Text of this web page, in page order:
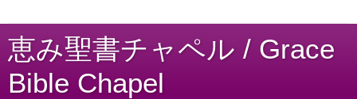
恵み聖書チャペル / Grace
Bible Chapel